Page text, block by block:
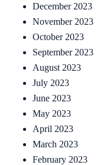
December 2023
November 2023
October 2023
September 2023
August 2023
July 2023
June 2023
May 2023
April 2023
March 2023
February 2023